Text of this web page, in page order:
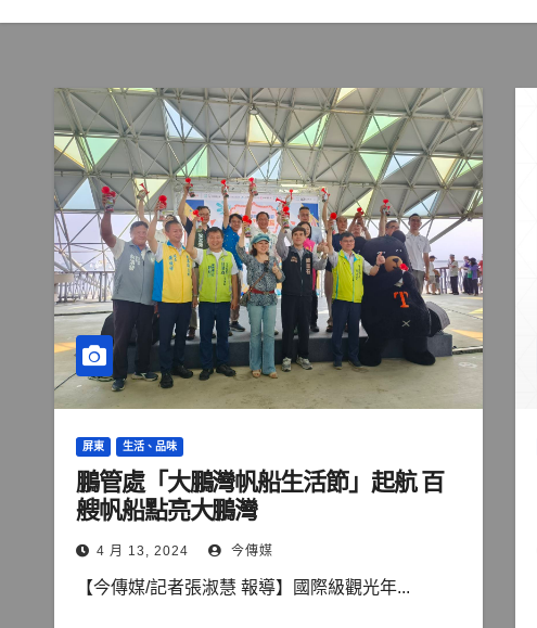
屏東 生活、品味
鵬管處「大鵬灣帆船生活節」起航 百
艘帆船點亮大鵬灣
4 月 13, 2024 今傳媒
【今傳媒/記者張淑慧 報導】國際級觀光年...